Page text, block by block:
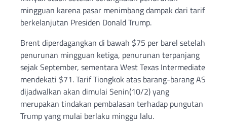
mingguan karena pasar menimbang dampak dari tarif
berkelanjutan Presiden Donald Trump.
Brent diperdagangkan di bawah $75 per barel setelah
penurunan mingguan ketiga, penurunan terpanjang
sejak September, sementara West Texas Intermediate
mendekati $71. Tarif Tiongkok atas barang-barang AS
dijadwalkan akan dimulai Senin(10/2) yang
merupakan tindakan pembalasan terhadap pungutan
Trump yang mulai berlaku minggu lalu.